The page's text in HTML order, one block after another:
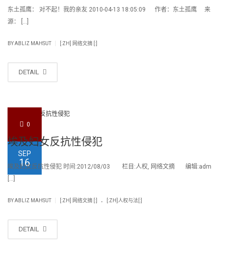
东土孤鹰： 对不起！我的亲友 2010-04-13 18:05:09 作者：东土孤鹰 来
源： […]
BYABLIZ MAHSUT [:ZH] 网络文摘 [:]
DETAIL
0
SEP
16
埃及妇女反抗性侵犯
埃及妇女反抗性侵犯 时间:2012/08/03 栏目:人权, 网络文摘 编辑:adm
[…]
BYABLIZ MAHSUT [:ZH] 网络文摘 [:] . [:ZH]人权与法[:]
DETAIL